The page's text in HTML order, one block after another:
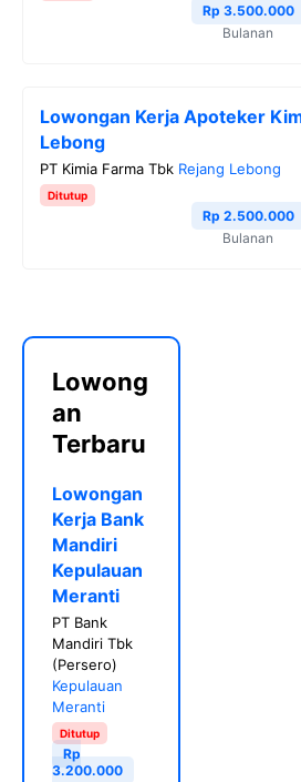
Rp 3.500.000
Bulanan
Lowongan Kerja Apoteker
Lebong
PT Kimia Farma Tbk Rejang Lebong
Ditutup
Rp 2.500.000
Bulanan
Lowong
an
Terbaru
Lowongan
Kerja Bank
Mandiri
Kepulauan
Meranti
PT Bank
Mandiri Tbk
(Persero)
Kepulauan
Meranti
Ditutup
Rp
3.200.000